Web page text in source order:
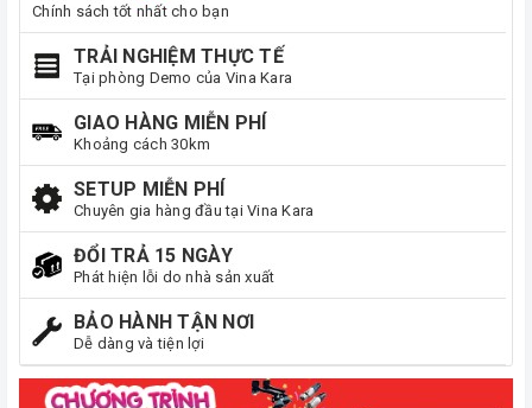
Chính sách tốt nhất cho bạn
TRẢI NGHIỆM THỰC TẾ
Tại phòng Demo của Vina Kara
GIAO HÀNG MIỄN PHÍ
Khoảng cách 30km
SETUP MIỄN PHÍ
Chuyên gia hàng đầu tại Vina Kara
ĐỔI TRẢ 15 NGÀY
Phát hiện lỗi do nhà sản xuất
BẢO HÀNH TẬN NƠI
Dễ dàng và tiện lợi